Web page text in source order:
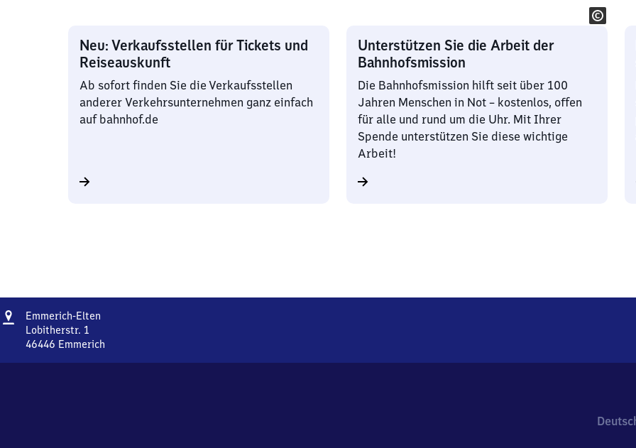
Neu: Verkaufsstellen für Tickets und
Reiseauskunft
Ab sofort finden Sie die Verkaufsstellen
anderer Verkehrsunternehmen ganz einfach
auf bahnhof.de
Unterstützen Sie die Arbeit der
Bahnhofsmission
Die Bahnhofsmission hilft seit über 100
Jahren Menschen in Not – kostenlos, offen
für alle und rund um die Uhr. Mit Ihrer
Spende unterstützen Sie diese wichtige
Arbeit!
Adresse
Emmerich-Elten
Lobitherstr. 1
46446 Emmerich